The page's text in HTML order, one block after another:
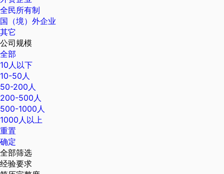
全民所有制
国（境）外企业
其它
公司规模
全部
10人以下
10-50人
50-200人
200-500人
500-1000人
1000人以上
重置
确定
全部筛选
经验要求